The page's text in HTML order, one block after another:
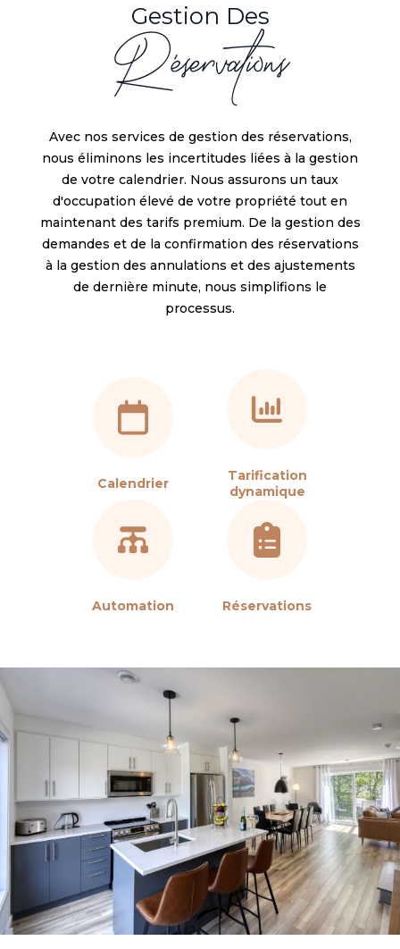
Gestion Des
Réservations
Avec nos services de gestion des réservations,
nous éliminons les incertitudes liées à la gestion
de votre calendrier. Nous assurons un taux
d'occupation élevé de votre propriété tout en
maintenant des tarifs premium. De la gestion des
demandes et de la confirmation des réservations
à la gestion des annulations et des ajustements
de dernière minute, nous simplifions le
processus.
Calendrier
Tarification
dynamique
Automation Réservations